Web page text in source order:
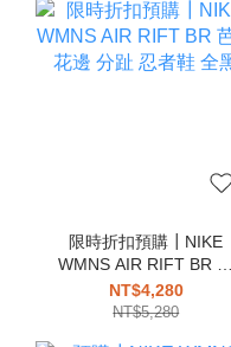
限時折扣預購┃NIKE
WMNS AIR RIFT BR 芭
蕾 花邊 分趾 忍者鞋 全黑
NT$4,280
NT$5,280